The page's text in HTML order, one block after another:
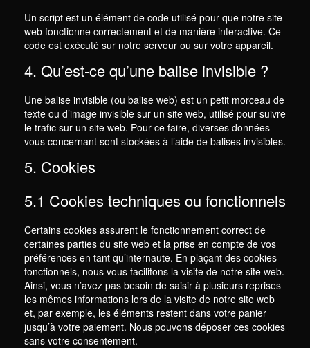
Un script est un élément de code utilisé pour que notre site
web fonctionne correctement et de manière interactive. Ce
code est exécuté sur notre serveur ou sur votre appareil.
4. Qu’est-ce qu’une balise invisible ?
Une balise invisible (ou balise web) est un petit morceau de
texte ou d’image invisible sur un site web, utilisé pour suivre
le trafic sur un site web. Pour ce faire, diverses données
vous concernant sont stockées à l’aide de balises invisibles.
5. Cookies
5.1 Cookies techniques ou fonctionnels
Certains cookies assurent le fonctionnement correct de
certaines parties du site web et la prise en compte de vos
préférences en tant qu’internaute. En plaçant des cookies
fonctionnels, nous vous facilitons la visite de notre site web.
Ainsi, vous n’avez pas besoin de saisir à plusieurs reprises
les mêmes informations lors de la visite de notre site web
et, par exemple, les éléments restent dans votre panier
jusqu’à votre paiement. Nous pouvons déposer ces cookies
sans votre consentement.